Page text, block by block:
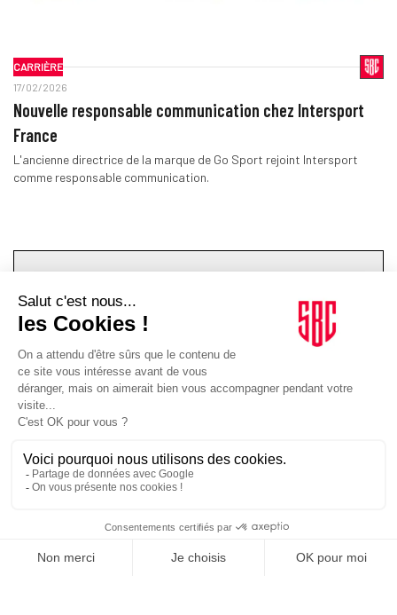
CARRIÈRE
17/02/2026
Nouvelle responsable communication chez Intersport
France
L'ancienne directrice de la marque de Go Sport rejoint Intersport
comme responsable communication.
ENTREZ DANS LA MÊLÉE.
C'EST À VOUS DE SIFFLER
LE COUP D'ENVOI DE LA
PARTIE. LA SPORT
BUSINESS CLUB